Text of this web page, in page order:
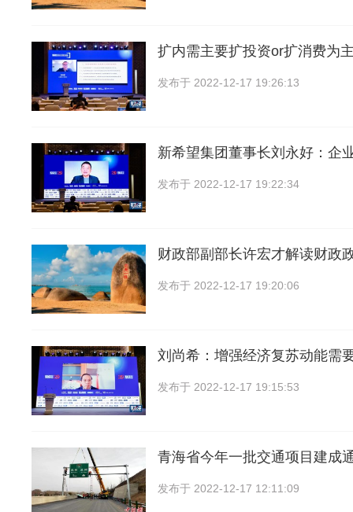
扩内需主要扩投资or扩消费为
发布于 2022-12-17 19:26:13
新希望集团董事长刘永好：企
发布于 2022-12-17 19:22:34
财政部副部长许宏才解读财政
发布于 2022-12-17 19:20:06
刘尚希：增强经济复苏动能需
发布于 2022-12-17 19:15:53
青海省今年一批交通项目建成
发布于 2022-12-17 12:11:09